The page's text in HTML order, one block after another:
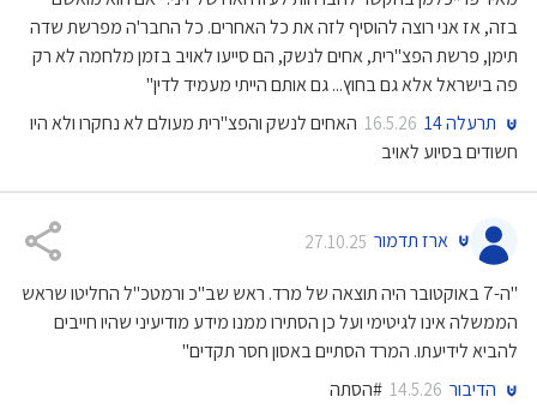
בזה, אז אני רוצה להוסיף לזה את כל האחרים. כל החבר'ה מפרשת שדה
תימן, פרשת הפצ"רית, אחים לנשק, הם סייעו לאויב בזמן מלחמה לא רק
פה בישראל אלא גם בחוץ... גם אותם הייתי מעמיד לדין"
תרעלה 14
16.5.26 האחים לנשק והפצ"רית מעולם לא נחקרו ולא היו
חשודים בסיוע לאויב
ארז תדמור 27.10.25
"ה-7 באוקטובר היה תוצאה של מרד. ראש שב"כ ורמטכ"ל החליטו שראש
הממשלה אינו לגיטימי ועל כן הסתירו ממנו מידע מודיעיני שהיו חייבים
להביא לידיעתו. המרד הסתיים באסון חסר תקדים"
הדיבור 14.5.26 #הסתה